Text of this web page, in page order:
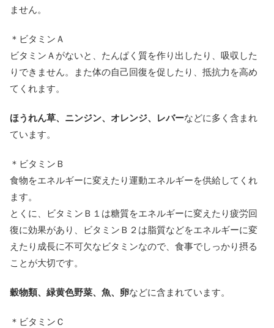
ません。
＊ビタミンＡ
ビタミンＡがないと、たんぱく質を作り出したり、吸収した
りできません。また体の自己回復を促したり、抵抗力を高め
てくれます。
ほうれん草、ニンジン、オレンジ、レバーなどに多く含まれ
ています。
＊ビタミンＢ
食物をエネルギーに変えたり運動エネルギーを供給してくれ
ます。
とくに、ビタミンＢ１は糖質をエネルギーに変えたり疲労回
復に効果があり、ビタミンＢ２は脂質などをエネルギーに変
えたり成長に不可欠なビタミンなので、食事でしっかり摂る
ことが大切です。
穀物類、緑黄色野菜、魚、卵などに含まれています。
＊ビタミンＣ